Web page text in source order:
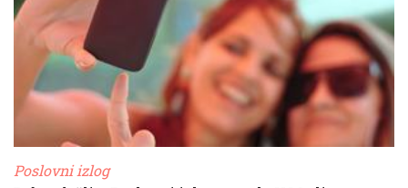
Poslovni izlog